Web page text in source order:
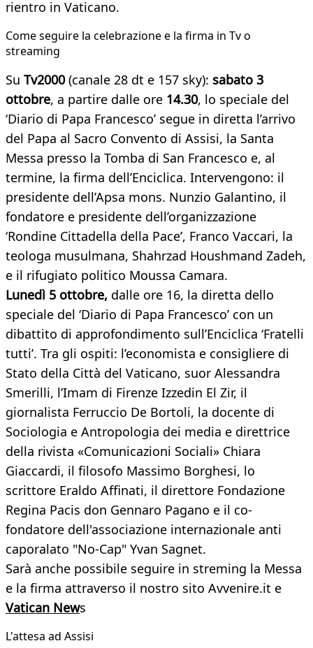
rientro in Vaticano.
Come seguire la celebrazione e la firma in Tv o
streaming
Su Tv2000(canale 28 dt e 157 sky): sabato 3
ottobre, a partire dalle ore 14.30, lo speciale del
‘Diario di Papa Francesco’ segue in diretta l’arrivo
del Papa al Sacro Convento di Assisi, la Santa
Messa presso la Tomba di San Francesco e, al
termine, la firma dell’Enciclica. Intervengono: il
presidente dell’Apsa mons. Nunzio Galantino, il
fondatore e presidente dell’organizzazione
‘Rondine Cittadella della Pace’, Franco Vaccari, la
teologa musulmana, Shahrzad Houshmand Zadeh,
e il rifugiato politico Moussa Camara.
Lunedì 5 ottobre, dalle ore 16, la diretta dello
speciale del ‘Diario di Papa Francesco’ con un
dibattito di approfondimento sull’Enciclica ‘Fratelli
tutti’. Tra gli ospiti: l’economista e consigliere di
Stato della Città del Vaticano, suor Alessandra
Smerilli, l’Imam di Firenze Izzedin El Zir, il
giornalista Ferruccio De Bortoli, la docente di
Sociologia e Antropologia dei media e direttrice
della rivista «Comunicazioni Sociali» Chiara
Giaccardi, il filosofo Massimo Borghesi, lo
scrittore Eraldo Affinati, il direttore Fondazione
Regina Pacis don Gennaro Pagano e il co-
fondatore dell'associazione internazionale anti
caporalato "No-Cap" Yvan Sagnet.
Sarà anche possibile seguire in streming la Messa
e la firma attraverso il nostro sito Avvenire.it e
Vatican News
L'attesa ad Assisi​